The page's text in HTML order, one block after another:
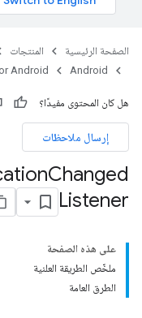
الصفحة الرئيسية المنتجات
Android
Android
هل كان المحتوى مفيدًا؟
إرسال ملاحظات
Changed
Listener
على هذه الصفحة
ملخّص الطريقة العلنية
الطرق العامة